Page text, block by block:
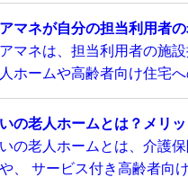
マネが自分の担当利用者
マネは、担当利用者の施
ホームや高齢者向け住宅
の老人ホームとは？メリ
の老人ホームとは、介護
、 サービス付き高齢者向